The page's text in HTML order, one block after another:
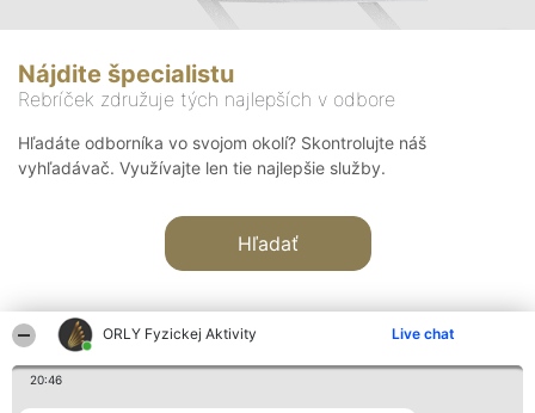
ORLY Fyzickej Aktivity Live chat
20:46
Nájdite špecialistu
Rebríček združuje tých najlepších v odbore
Hľadáte odborníka vo svojom okolí? Skontrolujte náš
vyhľadávač. Využívajte len tie najlepšie služby.
Hľadať